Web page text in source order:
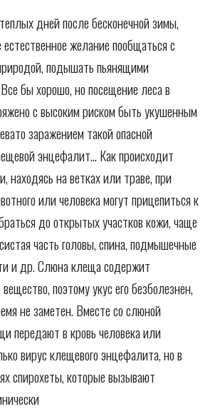
дней после бесконечной зимы,
желание пообщаться с
подышать пьянящими
бы хорошо, но посещение леса в
с высоким риском быть укушенным
заражением такой опасной
энцефалит... Как происходит
находясь на ветках или траве, при
или человека могут прицепиться к
до открытых участков кожи, чаще
часть головы, спина, подмышечные
и др. Слюна клеща содержит
поэтому укус его безболезнен,
не заметен. Вместе со слюной
передают в кровь человека или
вирус клещевого энцефалита, но в
спирохеты, которые вызывают